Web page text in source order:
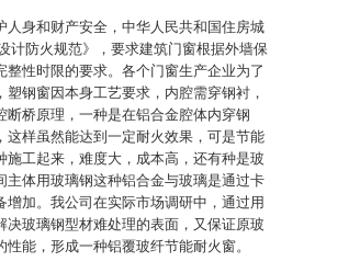
身和财产安全，中华人民共和国住房城
计防火规范》，要求建筑门窗根据外墙保
性时限的要求。各个门窗生产企业为了
钢窗因本身工艺要求，内腔需穿钢衬，
桥原理，一种是在铝合金腔体内穿钢
样虽然能达到一定耐火效果，可是节能
工起来，难度大，成本高，还有种是玻
体用玻璃钢这种铝合金与玻璃是通过卡
加。我公司在实际市场调研中，通过用
玻璃钢型材难处理的表面，又保证原玻
能，形成一种铝覆玻纤节能耐火窗。